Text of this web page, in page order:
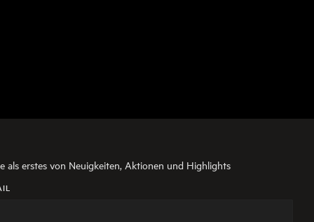
als erstes von Neuigkeiten, Aktionen und Highlights